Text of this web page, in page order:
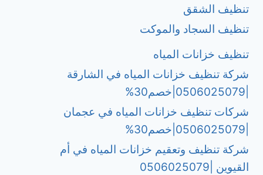
تنظيف الشقق
تنظيف السجاد والموكت
تنظيف خزانات المياه
شركة تنظيف خزانات المياه في الشارقة
شركات تنظيف خزانات المياه في عجمان
شركة تنظيف وتعقيم خزانات المياه في أم
القيوين |0506025079